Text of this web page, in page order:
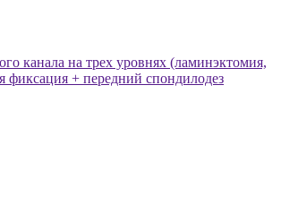
канала на трех уровнях (ламинэктомия,
фиксация + передний спондилодез